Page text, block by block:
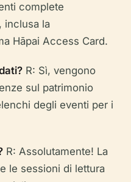
complete
inclusa la
Hāpai Access Card.
R: Sì, vengono
sul patrimonio
degli eventi per i
R: Assolutamente! La
le sessioni di lettura